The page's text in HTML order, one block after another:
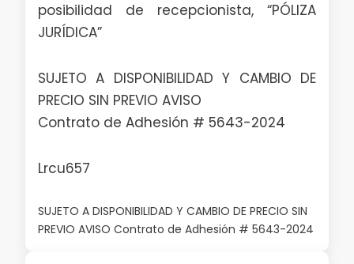
posibilidad de recepcionista, “PÓLIZA
JURÍDICA”
SUJETO A DISPONIBILIDAD Y CAMBIO DE
PRECIO SIN PREVIO AVISO
Contrato de Adhesión # 5643-2024
Lrcu657
SUJETO A DISPONIBILIDAD Y CAMBIO DE PRECIO SIN
PREVIO AVISO Contrato de Adhesión # 5643-2024